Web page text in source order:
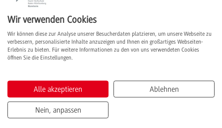
weiterlesen
Wir verwenden Cookies
Wir können diese zur Analyse unserer Besucherdaten platzieren, um unsere Webseite zu
verbessern, personalisierte Inhalte anzuzeigen und Ihnen ein großartiges Webseiten-
Erlebnis zu bieten. Für weitere Informationen zu den von uns verwendeten Cookies
öffnen Sie die Einstellungen.
Alle akzeptieren Ablehnen
Nein, anpassen